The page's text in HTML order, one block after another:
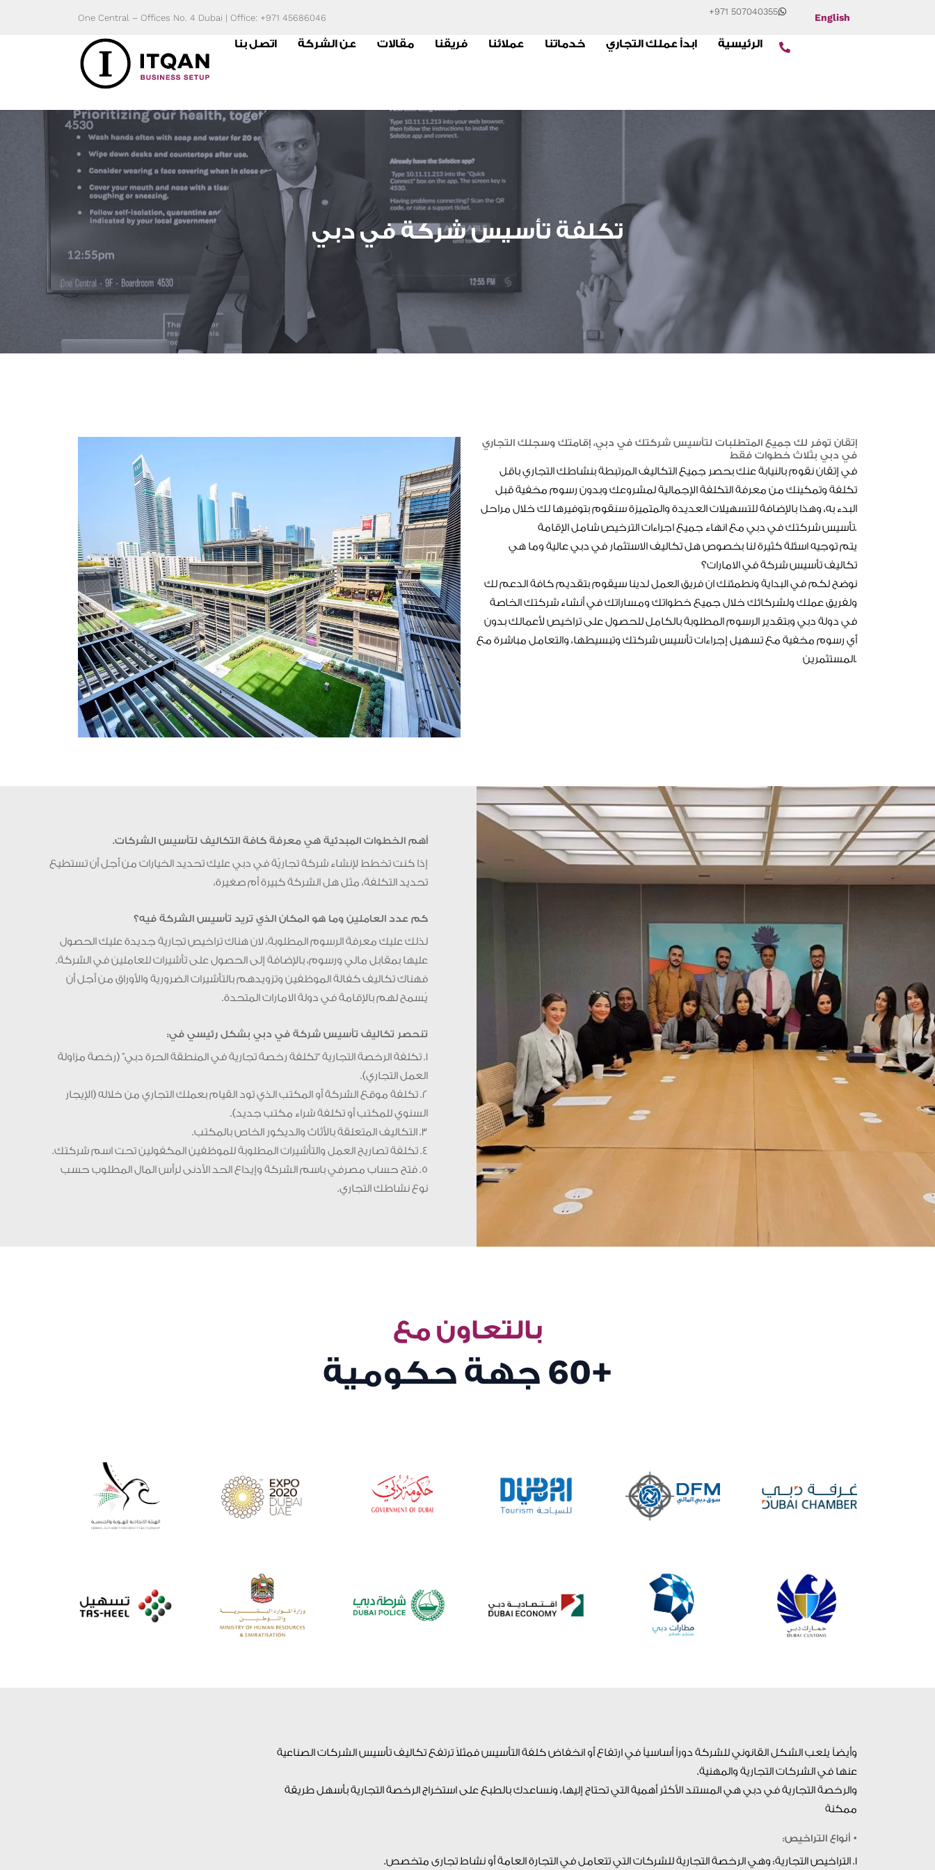
English
+971 507040355
One Central – Offices No. 4 Dubai | Office: +971 45686046
الرئيسية ابدأ عملك التجاري خدماتنا عملائنا فريقنا مقالات عن الشركة اتصل بنا
تكلفة تأسيس شركة في دبي
إتقان توفر لك جميع المتطلبات لتأسيس شركتك في دبي، إقامتك وسجلك التجاري
في دبي بثلاث خطوات فقط
في إتقان نقوم بالنيابة عنك بحصر جميع التكاليف المرتبطة بنشاطك التجاري باقل
تكلفة وتمكينك من معرفة التكلفة الإجمالية لمشروعك وبدون رسوم مخفية قبل
البدء به، وهذا بالإضافة للتسهيلات العديدة والمتميزة سنقوم بتوفيرها لك خلال مراحل
تأسيس شركتك في دبي مع انهاء جميع اجراءات الترخيص شامل الإقامة.
يتم توجيه اسئلة كثيرة لنا بخصوص هل تكاليف الاستثمار في دبي عالية وما هي
تكاليف تأسيس شركة في الامارات؟
نوضح لكم في البداية ونطمئنك ان فريق العمل لدينا سيقوم بتقديم كافة الدعم لك
ولفريق عملك ولشركائك خلال جميع خطواتك ومساراتك في أنشاء شركتك الخاصة
في دولة دبي وبتقدير الرسوم المطلوبة بالكامل للحصول على تراخيص لأعمالك بدون
أي رسوم مخفية مع تسهيل إجراءات تأسيس شركتك وتبسيطها، والتعامل مباشرة مع
المستثمرين.
أهم الخطوات المبدئية هي معرفة كافة التكاليف لتأسيس الشركات.
إذا كنت تخطط لإنشاء شركة تجاريّة في دبي عليك تحديد الخيارات من أجل أن تستطيع
تحديد التكلفة، مثل هل الشركة كبيرة أم صغيرة،
كم عدد العاملين وما هو المكان الذي تريد تأسيس الشركة فيه؟
لذلك عليك معرفة الرسوم المطلوبة، لان هناك تراخيص تجارية جديدة عليك الحصول
عليها بمقابل مالي ورسوم، بالإضافة إلى الحصول على تأشيرات للعاملين في الشركة.
فهناك تكاليف كفالة الموظفين وتزويدهم بالتأشيرات الضرورية والأوراق من أجل أن
يُسمح لهم بالإقامة في دولة الامارات المتحدة.
تنحصر تكاليف تأسيس شركة في دبي بشكل رئيسي في:
1. تكلفة الرخصة التجارية “تكلفة رخصة تجارية في المنطقة الحرة دبي” (رخصة مزاولة
العمل التجاري).
2. تكلفة موقع الشركة أو المكتب الذي تود القيام بعملك التجاري من خلاله (الإيجار
السنوي للمكتب أو تكلفة شراء مكتب جديد).
3. التكاليف المتعلقة بالأثاث والديكور الخاص بالمكتب.
4. تكلفة تصاريح العمل والتأشيرات المطلوبة للموظفين المكفولين تحت اسم شركتك.
5. فتح حساب مصرفي باسم الشركة وإيداع الحد الأدنى لرأس المال المطلوب حسب
نوع نشاطك التجاري.
بالتعاون مع
+60 جهة حكومية
وأيضاً يلعب الشكل القانوني للشركة دوراً أساسياً في ارتفاع أو انخفاض كلفة التأسيس فمثلاً ترتفع تكاليف تأسيس الشركات الصناعية
عنها في الشركات التجارية والمهنية.
والرخصة التجارية في دبي هي المستند الأكثر أهمية التي تحتاج إليها، ونساعدك بالطبع على استخراج الرخصة التجارية بأسهل طريقة
ممكنة
• أنواع التراخيص:
1. التراخيص التجارية: وهي الرخصة التجارية للشركات التي تتعامل في التجارة العامة أو نشاط تجارى متخصص.